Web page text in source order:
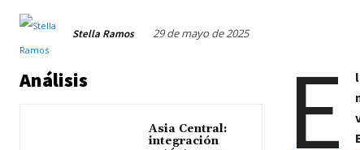
Stella Ramos 29 de mayo de 2025
Análisis
Asia Central:
integración
E